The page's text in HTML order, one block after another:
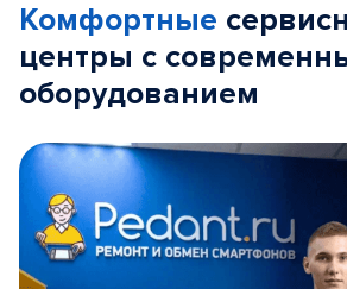
Комфортные
центры с
оборудованием